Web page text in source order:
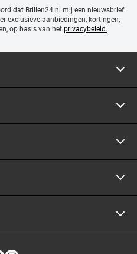
dat Brillen24.nl mij een nieuwsbrief
exclusieve aanbiedingen, kortingen,
op basis van het privacybeleid.